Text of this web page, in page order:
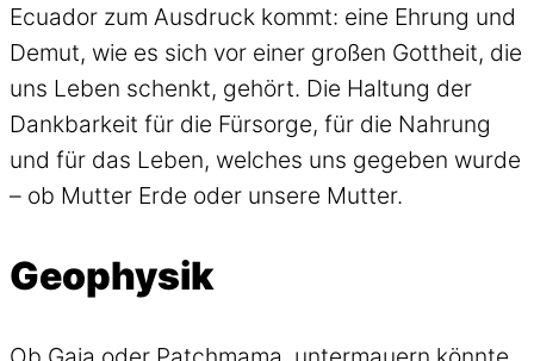
Ecuador zum Ausdruck kommt: eine Ehrung und
Demut, wie es sich vor einer großen Gottheit, die
uns Leben schenkt, gehört. Die Haltung der
Dankbarkeit für die Fürsorge, für die Nahrung
und für das Leben, welches uns gegeben wurde
– ob Mutter Erde oder unsere Mutter.
Geophysik